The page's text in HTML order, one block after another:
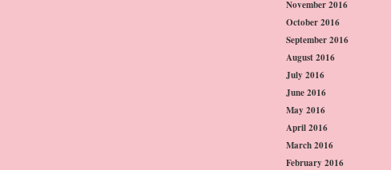
November 2016
October 2016
September 2016
August 2016
July 2016
June 2016
May 2016
April 2016
March 2016
February 2016